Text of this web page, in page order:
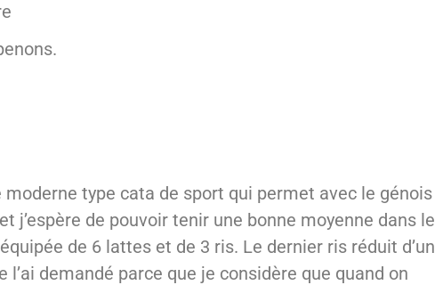
moderne type cata de sport qui permet avec le génois
j’espère de pouvoir tenir une bonne moyenne dans le
de 6 lattes et de 3 ris. Le dernier ris réduit d’un
l’ai demandé parce que je considère que quand on